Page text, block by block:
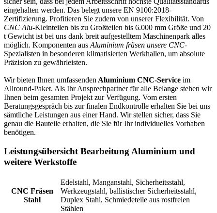
eingehalten werden. Das belegt unsere EN 9100:2018-
Zertifizierung. Profitieren Sie zudem von unserer Flexibilität. Von
CNC Alu-Kleinteilen bis zu Großteilen bis 6.000 mm Größe und 20
t Gewicht ist bei uns dank breit aufgestelltem Maschinenpark alles
möglich. Komponenten aus Aluminium fräsen unsere CNC-
Spezialisten in besonderen klimatisierten Werkhallen, um absolute
Präzision zu gewährleisten.
Wir bieten Ihnen umfassenden Aluminium CNC-Service im
Allround-Paket. Als Ihr Ansprechpartner für alle Belange stehen wir
Ihnen beim gesamten Projekt zur Verfügung. Vom ersten
Beratungsgespräch bis zur finalen Endkontrolle erhalten Sie bei uns
sämtliche Leistungen aus einer Hand. Wir stellen sicher, dass Sie
genau die Bauteile erhalten, die Sie für Ihr individuelles Vorhaben
benötigen.
Leistungsübersicht Bearbeitung Aluminium und
weitere Werkstoffe
CNC Fräsen
Stahl
Edelstahl, Manganstahl, Sicherheitsstahl,
Werkzeugstahl, ballistischer Sicherheitsstahl,
Duplex Stahl, Schmiedeteile aus rostfreien
Stählen